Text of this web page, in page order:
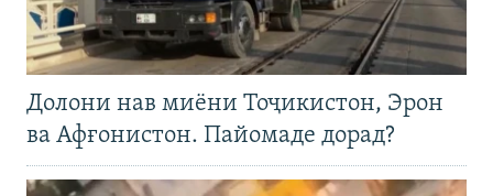
Долони нав миёни Тоҷикистон, Эрон
ва Афғонистон. Пайомаде дорад?